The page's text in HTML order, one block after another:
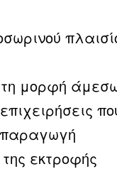
τη μορφή
παραγωγή
εκτροφής